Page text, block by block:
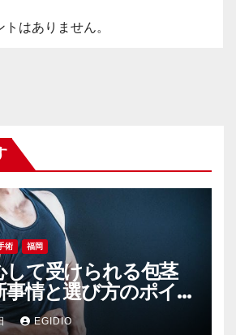
はありません。
術 福岡
して受けられる包茎
事情と選び方のポイ
EGIDIO